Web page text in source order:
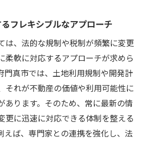
フレキシブルなアプローチ
は、法的な規制や税制が頻繁に変更
柔軟に対応するアプローチが求めら
門真市では、土地利用規制や開発計
それが不動産の価値や利用可能性に
あります。そのため、常に最新の情
更に迅速に対応できる体制を整える
えば、専門家との連携を強化し、法